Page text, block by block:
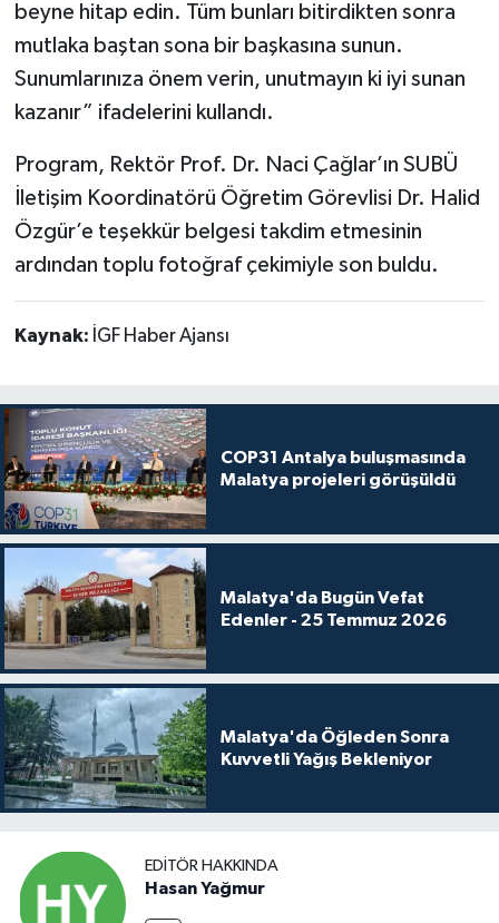
beyne hitap edin. Tüm bunları bitirdikten sonra
mutlaka baştan sona bir başkasına sunun.
Sunumlarınıza önem verin, unutmayın ki iyi sunan
kazanır” ifadelerini kullandı.
Program, Rektör Prof. Dr. Naci Çağlar’ın SUBÜ
İletişim Koordinatörü Öğretim Görevlisi Dr. Halid
Özgür’e teşekkür belgesi takdim etmesinin
ardından toplu fotoğraf çekimiyle son buldu.
Kaynak: İGF Haber Ajansı
COP31 Antalya buluşmasında
Malatya projeleri görüşüldü
Malatya'da Bugün Vefat
Edenler - 25 Temmuz 2026
Malatya'da Öğleden Sonra
Kuvvetli Yağış Bekleniyor
EDITÖR HAKKINDA
Hasan Yağmur